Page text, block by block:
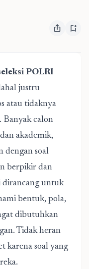
ios_share bookmark_add
POLRI
justru
atau tidaknya
Banyak calon
akademik,
dengan soal
berpikir dan
dirancang untuk
bentuk, pola,
dibutuhkan
Tidak heran
karena soal yang